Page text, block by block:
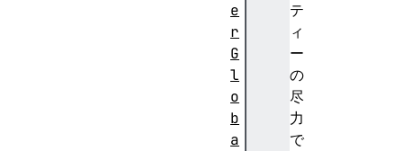
テ
ィ
ー
の
尽
力
で
e
r
G
l
o
b
a